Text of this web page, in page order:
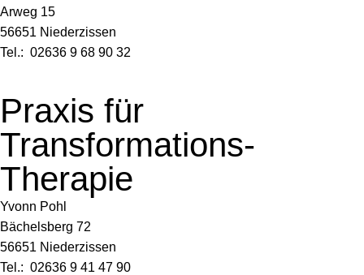
Arweg 15
56651 Niederzissen
Tel.: 02636 9 68 90 32
Praxis für
Transformations-
Therapie
Yvonn Pohl
Bächelsberg 72
56651 Niederzissen
Tel.: 02636 9 41 47 90